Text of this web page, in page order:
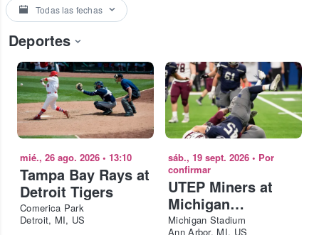
Todas las fechas
Deportes
mié., 26 ago. 2026 • 13:10
Tampa Bay Rays at
Detroit Tigers
Comerica Park
Detroit, MI, US
sáb., 19 sept. 2026 • Por
confirmar
UTEP Miners at
Michigan
Wolverines
Michigan Stadium
Ann Arbor, MI, US